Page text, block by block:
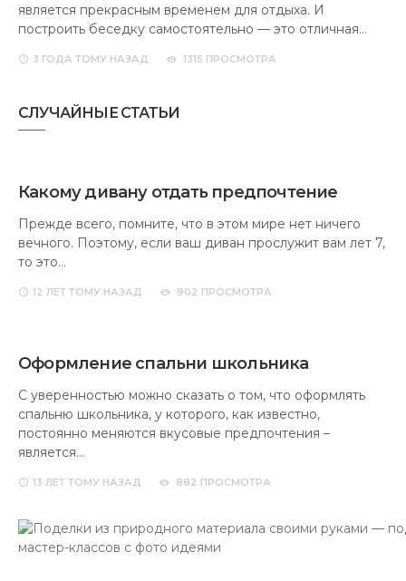
является прекрасным временем для отдыха. И
построить беседку самостоятельно — это отличная…
3 ГОДА ТОМУ НАЗАД 1315 ПРОСМОТРА
СЛУЧАЙНЫЕ СТАТЬИ
Какому дивану отдать предпочтение
Прежде всего, помните, что в этом мире нет ничего
вечного. Поэтому, если ваш диван прослужит вам лет 7,
то это…
12 ЛЕТ ТОМУ НАЗАД 902 ПРОСМОТРА
Оформление спальни школьника
С уверенностью можно сказать о том, что оформлять
спальню школьника, у которого, как известно,
постоянно меняются вкусовые предпочтения –
является…
13 ЛЕТ ТОМУ НАЗАД 882 ПРОСМОТРА